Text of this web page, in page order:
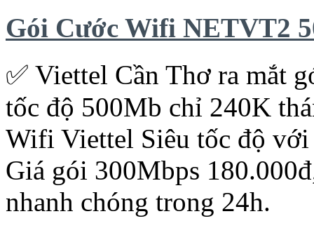
Gói Cước Wifi NETVT2
✅ ‎Viettel Cần Thơ ra mắt
tốc độ 500Mb chỉ 240K
Wifi Viettel Siêu tốc độ
Giá gói 300Mbps
nhanh chóng trong 24h.